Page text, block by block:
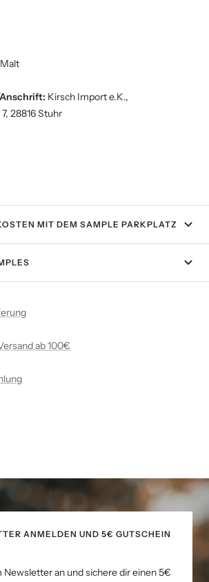
Kirsch Import e.K.,
28816 Stuhr
MIT DEM SAMPLE PARKPLATZ
ab 100€
ANMELDEN UND 5€ GUTSCHEIN
Newsletter an und sichere dir einen 5€